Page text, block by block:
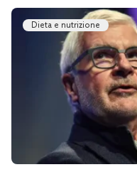
Dieta e nutrizione